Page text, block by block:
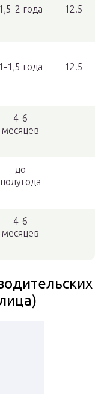
1,5-2 года 12.5
1-1,5 года 12.5
4-6
месяцев
до
полугода
4-6
месяцев